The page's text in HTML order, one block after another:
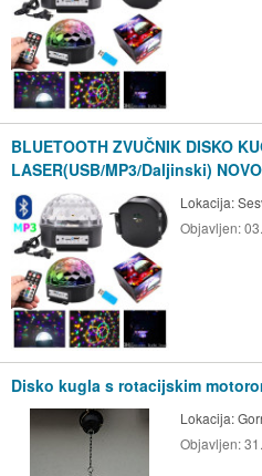
BLUETOOTH ZVUČNIK DISKO
LASER(USB/MP3/Daljinski)
Lokacija:
Objavljen:
Disko kugla s rotacijskim
Lokacija:
Objavljen: